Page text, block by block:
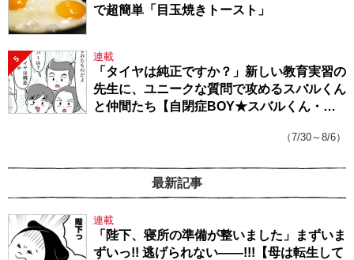
で超簡単「目玉焼きトースト」
5 連載
「タイヤは純正ですか？」新しい教育実習の
先生に、ユニークな質問で攻めるスバルくん
と仲間たち【自閉症BOY★スバルくん・
（7/30～8/6）
最新記事
連載
「陛下、寝所の準備が整いました」まずいま
ずいっ!! 逃げられない――!!!【母は転生して